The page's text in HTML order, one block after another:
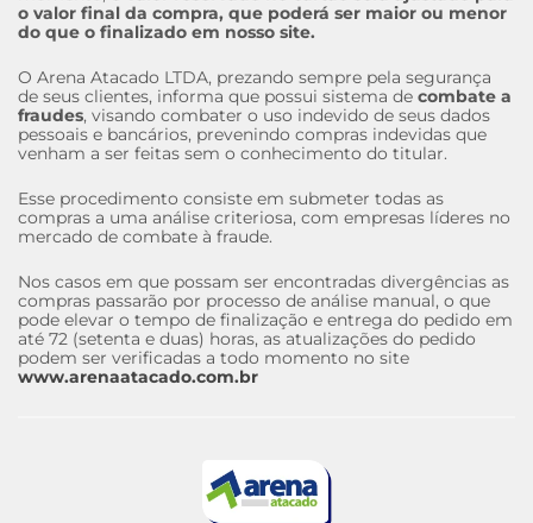
o valor final da compra, que poderá ser maior ou menor
do que o finalizado em nosso site.
O Arena Atacado LTDA, prezando sempre pela segurança
de seus clientes, informa que possui sistema de combate a
fraudes, visando combater o uso indevido de seus dados
pessoais e bancários, prevenindo compras indevidas que
venham a ser feitas sem o conhecimento do titular.
Esse procedimento consiste em submeter todas as
compras a uma análise criteriosa, com empresas líderes no
mercado de combate à fraude.
Nos casos em que possam ser encontradas divergências as
compras passarão por processo de análise manual, o que
pode elevar o tempo de finalização e entrega do pedido em
até 72 (setenta e duas) horas, as atualizações do pedido
podem ser verificadas a todo momento no site
www.arenaatacado.com.br